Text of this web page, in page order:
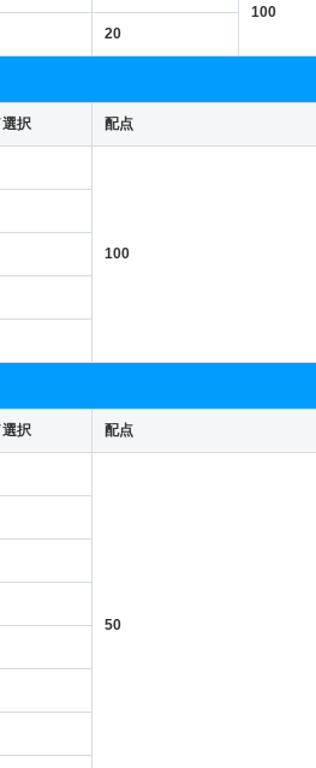
100
20
選択 配点
100
選択 配点
50